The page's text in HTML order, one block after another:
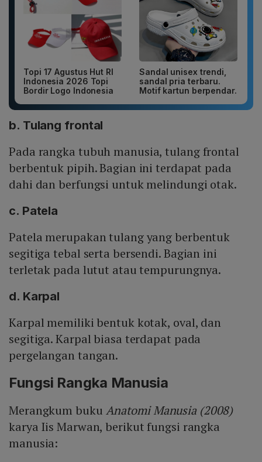
Topi 17 Agustus Hut RI
Indonesia 2026 Topi
Bordir Logo Indonesia
Sandal unisex trendi,
sandal pria terbaru.
Motif kartun berpendar.
b. Tulang frontal
Pada rangka tubuh manusia, tulang frontal
berbentuk pipih. Bagian ini terdapat pada
dahi dan berfungsi untuk melindungi otak.
c. Patela
Patela merupakan tulang yang berbentuk
segitiga tebal serta bersendi. Bagian ini
terletak pada lutut atau tempurungnya.
d. Karpal
Karpal memiliki bentuk kotak, oval, dan
segitiga. Karpal biasa terdapat pada
pergelangan tangan.
Fungsi Rangka Manusia
Merangkum buku Anatomi Manusia (2008)
karya Iis Marwan, berikut fungsi rangka
manusia: